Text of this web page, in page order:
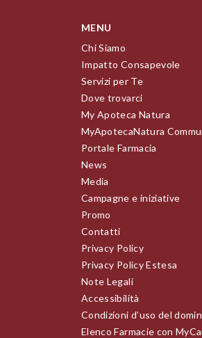
MENU
Chi Siamo
Impatto Consapevole
Servizi per Te
Dove trovarci
My Apoteca Natura
MyApotecaNatura
Portale Farmacia
News
Media
Campagne e iniziative
Promo
Contatti
Privacy Policy
Privacy Policy Estesa
Note Legali
Accessibilità
Condizioni d’uso del
Elenco Farmacie con